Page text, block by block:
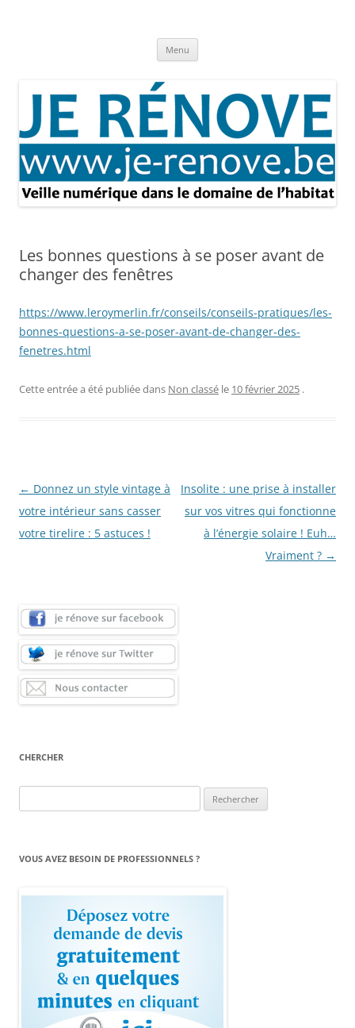
Menu
Les bonnes questions à se poser avant de
changer des fenêtres
https://www.leroymerlin.fr/conseils/conseils-pratiques/les-
bonnes-questions-a-se-poser-avant-de-changer-des-
fenetres.html
Cette entrée a été publiée dans Non classé le 10 février 2025 .
Navigation
des
articles
← Donnez un style vintage à
votre intérieur sans casser
votre tirelire : 5 astuces !
Insolite : une prise à installer
sur vos vitres qui fonctionne
à l’énergie solaire ! Euh…
Vraiment ? →
CHERCHER
VOUS AVEZ BESOIN DE PROFESSIONNELS ?